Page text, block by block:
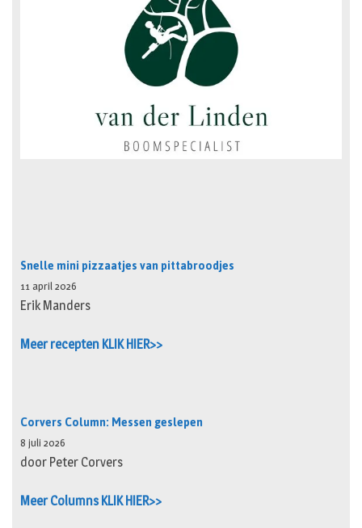
Snelle mini pizzaatjes van pittabroodjes
11 april 2026
Erik Manders
Meer recepten KLIK HIER>>
Corvers Column: Messen geslepen
8 juli 2026
door Peter Corvers
Meer Columns KLIK HIER>>